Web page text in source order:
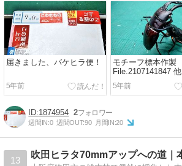
届きました、バケヒラ便！
5年前
モチーフ標本作製
File.2107141847 他
5年前
1874954 2
週間IN:0 週間OUT:90 月間IN:20
13